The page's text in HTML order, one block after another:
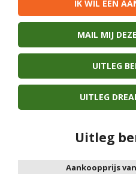
IK WIL EEN
MAIL MIJ
UITLEG
UITLEG
Uitleg
Aankoopprijs